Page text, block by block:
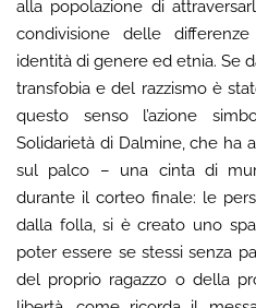
alla popolazione di
condivisione delle
identità di genere ed etnia. Se
transfobia e del razzismo è
questo senso l’azione
Solidarietà di Dalmine, che ha
sul palco – una cinta di
durante il corteo finale: le
dalla folla, si è creato uno
poter essere se stessi senza
del proprio ragazzo o della